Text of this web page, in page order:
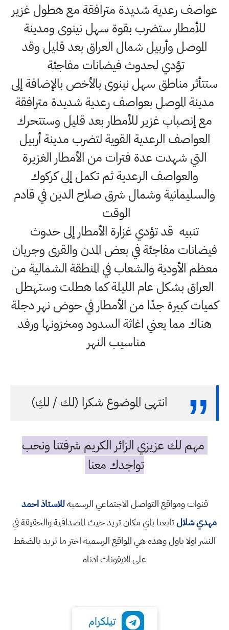
عواصف رعدية شديدة مترافقة مع هطول غزير
للأمطار ستضرب بقوة سهل نينوى ومدينة
الموصل وأربيل شمال العراق بعد قليل وقد
تؤدي لحدوث فيضانات مفاجئة
ستتأثر مناطق سهل نينوى بالأخص بالإضافة إلى
مدينة الموصل بعواصف رعدية شديدة مترافقة
مع إنصباب غزير للأمطار بعد قليل وستتحرك
العواصف الرعدية القوية لتضرب مدينة أربيل
التي شهدت عدة فترات من الأمطار الغزيرة
والعواصف الرعدية ثم تكمل إلى كركوك
والسليمانية وشمال شرق صلاح الدين في قادم
الوقت
تنبيه قد تؤدي غزارة الأمطار إلى حدوث
فيضانات مفاجئة في بعض المدن والقرى وجريان
معظم الأودية والشعاب في المنطقة الشمالية من
العراق بشكل عام الليلة كما هطلت وستهطل
كميات كبيرة جدًا من الأمطار في حوض نهر دجلة
هناك مما يعني اغاثة السدود ومخزونها ورفد
مناسيب النهر
انتهى الموضوع شكرا (لك / لكِ)
مهم لك عزيزي الزائر الكريم شرفتنا ونحب
تواجدك معنا
قنوات ومواقع التواصل الاجتماعي الرسميةللاستاذ احمد
مهدي شلالتابعنا باي مكان تريد حيث المصداقية والحقيقة في
النشر اولا باول وهذه هي المواقع الرسمية اختر ما تريد بالضغط
على الايقونات ادناه